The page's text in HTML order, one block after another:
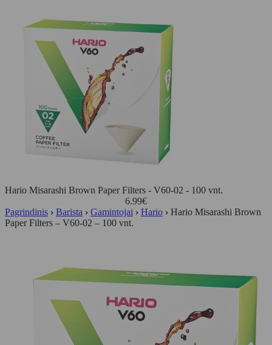
Hario Misarashi Brown Paper Filters - V60-02 - 100 vnt.
6.99€
Pagrindinis › Barista › Gamintojai › Hario › Hario Misarashi Brown
Paper Filters – V60-02 – 100 vnt.